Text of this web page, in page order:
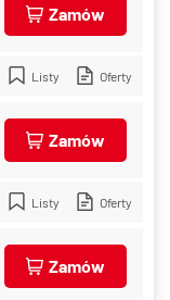
Zamów
Listy Oferty
Zamów
Listy Oferty
Zamów